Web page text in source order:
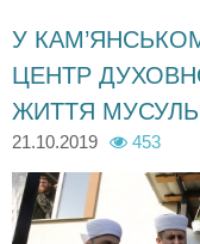
є
тут
У
ЦЕНТР
ЖИТТЯ
21.10.2019 453
5
5
_
_
_
_
_